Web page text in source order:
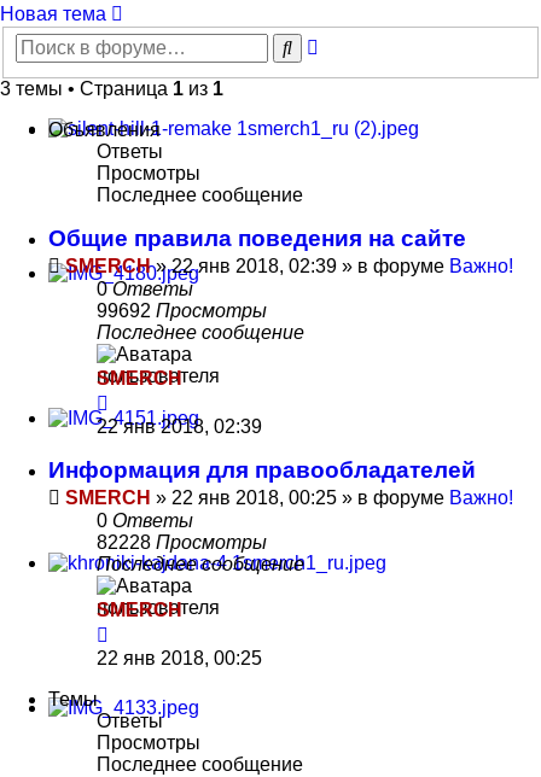
Новая тема
Поиск
3 темы • Страница 1 из 1
Объявления
Ответы
Просмотры
Последнее сообщение
Общие правила поведения на сайте
SMERCH»22 янв 2018, 02:39 » в форуме Важно!
0Ответы
99692 Просмотры
Последнее сообщение
SMERCH
22 янв 2018, 02:39
Информация для правообладателей
SMERCH » 22 янв 2018, 00:25 » в форуме Важно!
0 Ответы
82228 Просмотры
Последнее сообщение
SMERCH
22 янв 2018, 00:25
Темы
Ответы
Просмотры
Последнее сообщение